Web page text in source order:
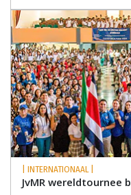
| INTERNATIONAAL |
JvMR wereldtournee